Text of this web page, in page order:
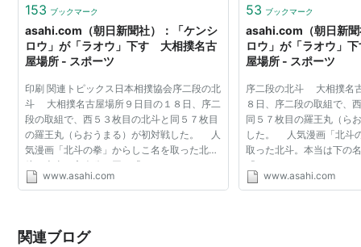
153 ブックマーク
asahi.com（朝日新聞社）：「ケンシ
ロウ」が「ラオウ」下す 大相撲名古
屋場所 - スポーツ
印刷 関連トピックス日本相撲協会序二段の北
斗 大相撲名古屋場所９日目の１８日、序二
段の取組で、西５３枚目の北斗と同５７枚目
の羅王丸（らおうまる）が初対戦した。 人
気漫画「北斗の拳」からしこ名を取った北
斗。本当は主人公と同じ「ケンシロウ」にし
たかったそうで、親方に志願したほどだ。
www.asahi.com
53 ブックマーク
asahi.com（朝日新
ロウ」が「ラオウ」
屋場所 - スポーツ
序二段の北斗 大相撲名
８日、序二段の取組で、
同５７枚目の羅王丸（ら
した。 人気漫画「北斗
取った北斗。本当は下の
「ケンシロウ」にしたか
がに親方が許してくれ
www.asahi.com
関連ブログ